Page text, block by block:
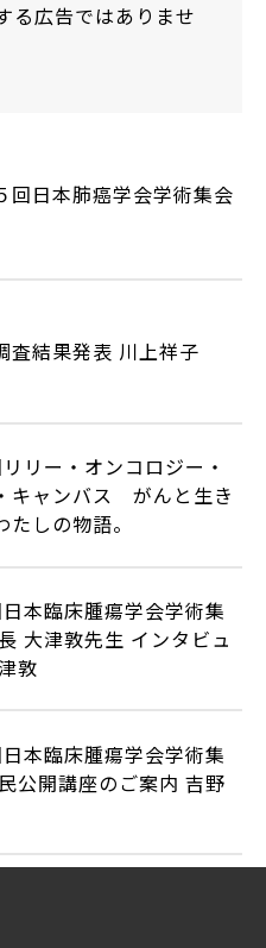
る広告ではありませ
回日本肺癌学会学術集会
査結果発表 川上祥子
リー・オンコロジー・
キャンバス がんと生き
たしの物語。
本臨床腫瘍学会学術集
大津敦先生 インタビュ
敦
本臨床腫瘍学会学術集
公開講座のご案内 吉野